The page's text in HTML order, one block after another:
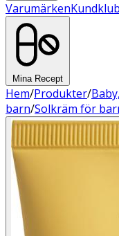
Varumärken
Mina Recept
Hem/Produkter/
barn/Solkräm för